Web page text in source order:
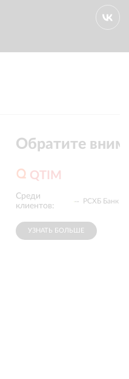
Обратите
QTIM
Среди
клиентов:
РСХБ Банк 4fresh
УЗНАТЬ БОЛЬШЕ